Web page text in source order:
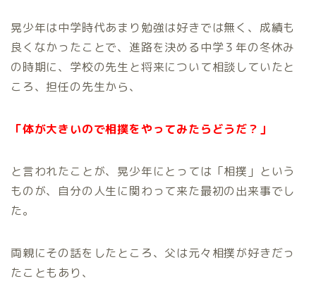
晃少年は中学時代あまり勉強は好きでは無く、成績も
良くなかったことで、進路を決める中学３年の冬休み
の時期に、学校の先生と将来について相談していたと
ころ、担任の先生から、
「体が大きいので相撲をやってみたらどうだ？」
と言われたことが、晃少年にとっては「相撲」という
ものが、自分の人生に関わって来た最初の出来事でし
た。
両親にその話をしたところ、父は元々相撲が好きだっ
たこともあり、